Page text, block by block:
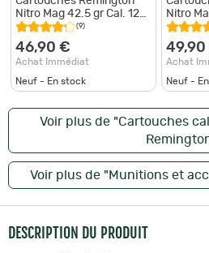
Nitro Mag 42.5 gr Cal. 12
70
(9)
46,90 €
Achat Immédiat
Neuf - En stock
Nitro
49,90
Achat
Neuf -
Voir plus de "Cartouches
Voir plus de "Munitions et
DESCRIPTION DU PRODUIT